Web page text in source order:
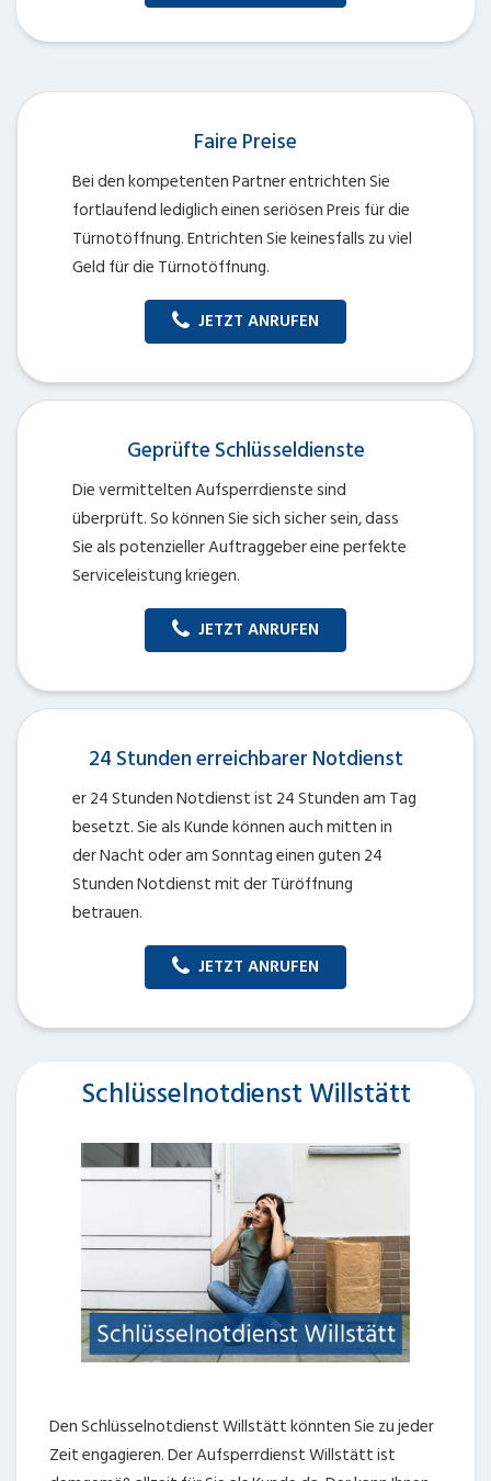
Faire Preise
Bei den kompetenten Partner entrichten Sie
fortlaufend lediglich einen seriösen Preis für die
Türnotöffnung. Entrichten Sie keinesfalls zu viel
Geld für die Türnotöffnung.
JETZT ANRUFEN
Geprüfte Schlüsseldienste
Die vermittelten Aufsperrdienste sind
überprüft. So können Sie sich sicher sein, dass
Sie als potenzieller Auftraggeber eine perfekte
Serviceleistung kriegen.
JETZT ANRUFEN
24 Stunden erreichbarer Notdienst
er 24 Stunden Notdienst ist 24 Stunden am Tag
besetzt. Sie als Kunde können auch mitten in
der Nacht oder am Sonntag einen guten 24
Stunden Notdienst mit der Türöffnung
betrauen.
JETZT ANRUFEN
Schlüsselnotdienst Willstätt
Den Schlüsselnotdienst Willstätt könnten Sie zu jeder
Zeit engagieren. Der Aufsperrdienst Willstätt ist